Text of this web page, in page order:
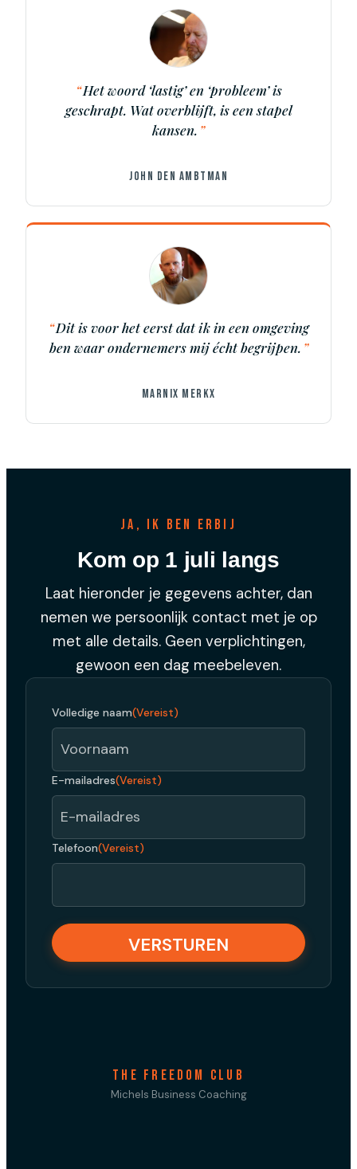
Het woord ‘lastig’ en ‘probleem’ is
geschrapt. Wat overblijft, is een stapel
kansen.
JOHN DEN AMBTMAN
Dit is voor het eerst dat ik in een omgeving
ben waar ondernemers mij écht begrijpen.
MARNIX MERKX
Ja, ik ben erbij
Kom op 1 juli langs
Laat hieronder je gegevens achter, dan
nemen we persoonlijk contact met je op
met alle details. Geen verplichtingen,
gewoon een dag meebeleven.
Volledige naam(Vereist)
E-mailadres(Vereist)
Telefoon(Vereist)
THE FREEDOM CLUB
Michels Business Coaching